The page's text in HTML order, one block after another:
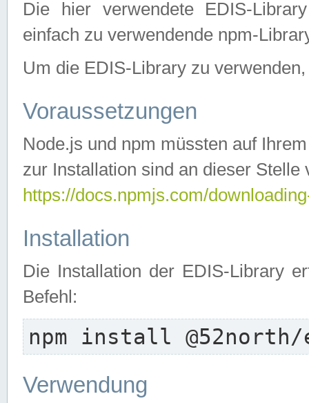
Die hier verwendete EDIS-
einfach zu verwendende npm-
Um die EDIS-Library zu
Voraussetzungen
Node.js und npm müssten auf
zur Installation sind an dieser Stelle
https://docs.npmjs.com/
Installation
Die Installation der EDIS-Library
Befehl:
npm install
Verwendung